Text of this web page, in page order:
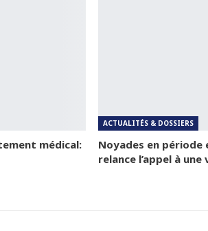
médical:
ACTUALITÉS & DOSSIERS
Noyades en période
relance l’appel à